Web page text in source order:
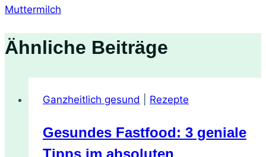
Muttermilch
Ähnliche Beiträge
Ganzheitlich gesund Rezepte
Gesundes Fastfood: 3 geniale
Tipps im absoluten